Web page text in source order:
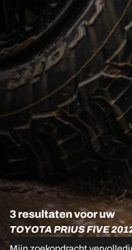
3 resultaten voor uw
TOYOTA PRIUS FIVE